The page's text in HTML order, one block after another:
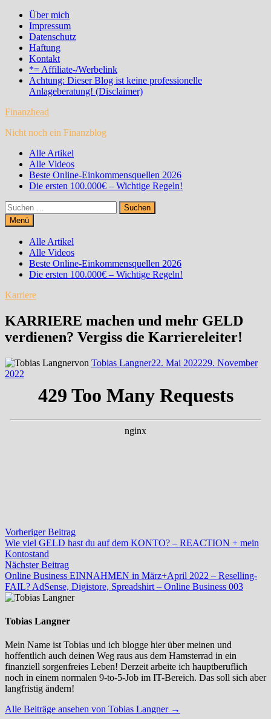
Zum
Inhalt
springen
Über mich
Impressum
Datenschutz
Haftung
Kontakt
*= Affiliate-/Werbelink
Achtung: Dieser Blog ist keine professionelle
Anlageberatung! (Disclaimer)
Finanzhead
Nicht noch ein Finanzblog
Alle Artikel
Alle Videos
Beste Online-Einkommensquellen 2026
Die ersten 100.000€ – Wichtige Regeln!
Suchen
nach:
Menü
Alle Artikel
Alle Videos
Beste Online-Einkommensquellen 2026
Die ersten 100.000€ – Wichtige Regeln!
Karriere
KARRIERE machen und mehr GELD
verdienen? Vergiss die Karriereleiter!
von Tobias Langner22. Mai 202229. November
2022
Beitragsnavigation
Vorheriger BeitragVorheriger
Beitrag:
Wie viel GELD hast du auf dem KONTO? – REACTION + mein
Kontostand
Nächster BeitragNächster
Beitrag:
Online Business EINNAHMEN in März+April 2022 – Reselling-
FAIL? AdSense, Digistore, Spreadshirt – Online Business 003
Tobias Langner
Mein Name ist Tobias und ich blogge hier über meinen und
hoffentlich auch deinen Weg raus aus dem Hamsterrad in ein
finanziell sorgenfreies Leben! Derzeit arbeite ich hauptberuflich
noch in einem normalen 9-to-5-Job im IT-Bereich. Das soll sich aber
langfristig ändern!
Alle Beiträge ansehen von Tobias Langner →